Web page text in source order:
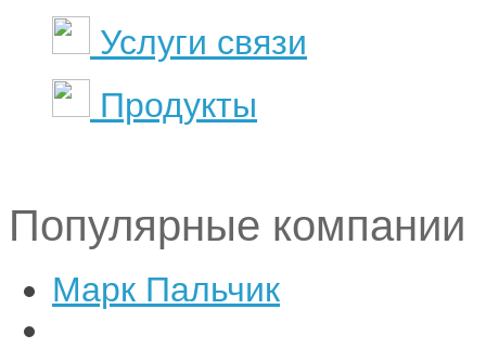
Услуги связи
Продукты
Популярные компании
Марк Пальчик